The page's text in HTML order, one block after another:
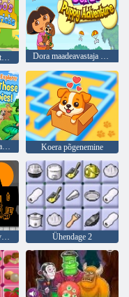
Dora Explorer Perrito kutsikatrikk Dora maadeavastaja Dora kutsika seiklus
Dora Explorer leiavad need kutsikad Koera põgenemine
Leidke võluv trikk-või-ravikutsikas Ühendage 2